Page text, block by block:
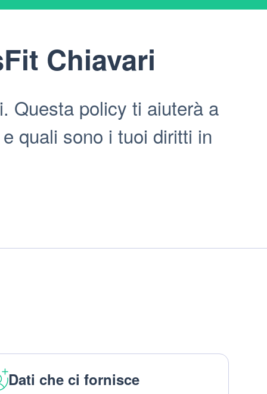
Chiavari
Questa policy ti aiuterà a
quali sono i tuoi diritti in
Dati che ci fornisce